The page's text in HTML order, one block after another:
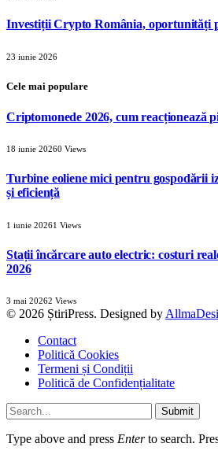
Investiții Crypto România, oportunități
23 iunie 2026
Cele mai populare
Criptomonede 2026, cum reacționează
18 iunie 20260 Views
Turbine eoliene mici pentru gospodării
și eficiență
1 iunie 20261 Views
Stații încărcare auto electric: costuri
2026
3 mai 20262 Views
© 2026 ȘtiriPress. Designed by
Contact
Politică Cookies
Termeni și Condiții
Politică de Confidențialitate
Submit
Type above and press Enterto search.